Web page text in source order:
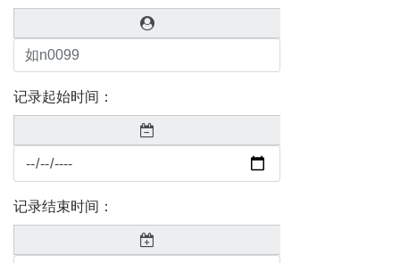
记录起始时间：
记录结束时间：